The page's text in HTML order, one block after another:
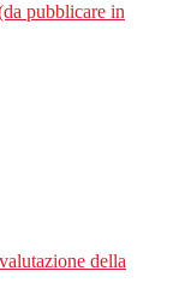
pubblicare in
della